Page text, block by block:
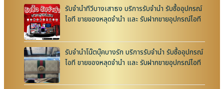
รับจำนำทีวีบางเสาธง บริการรับจำนำ รับซื้ออุปกรณ์
ไอที ขายของหลุดจำนำ และ รับฝากขายอุปกรณ์ไอที
รับจำนำโน๊ตบุ๊คบางรัก บริการรับจำนำ รับซื้ออุปกรณ์
ไอที ขายของหลุดจำนำ และ รับฝากขายอุปกรณ์ไอที